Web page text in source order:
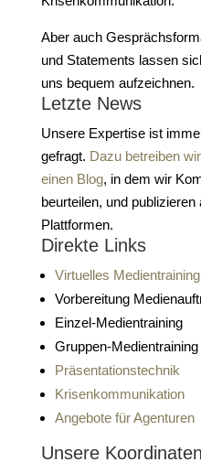
Aber auch
und Statements lassen
uns bequem aufzeichnen.
Letzte News
Unsere Expertise ist
gefragt. Dazu betreiben wir
einen Blog, in dem wir
beurteilen, und
Plattformen.
Direkte Links
Virtuelles Medientraining
Vorbereitung
Einzel-Medientraining
Gruppen-Medientraining
Präsentationstechnik
Krisenkommunikation
Angebote für Agenturen
Unsere Koordinaten